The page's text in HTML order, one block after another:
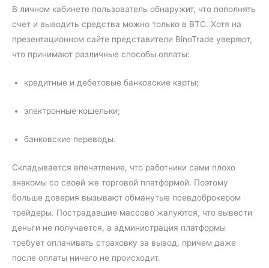
В личном кабинете пользователь обнаружит, что пополнять
счет и выводить средства можно только в BTC. Хотя на
презентационном сайте представители BinoTrade уверяют,
что принимают различные способы оплаты:
кредитные и дебетовые банковские карты;
электронные кошельки;
банковские переводы.
Складывается впечатление, что работники сами плохо
знакомы со своей же торговой платформой. Поэтому
больше доверия вызывают обманутые псевдоброкером
трейдеры. Пострадавшие массово жалуются, что вывести
деньги не получается, а администрация платформы
требует оплачивать страховку за вывод, причем даже
после оплаты ничего не происходит.